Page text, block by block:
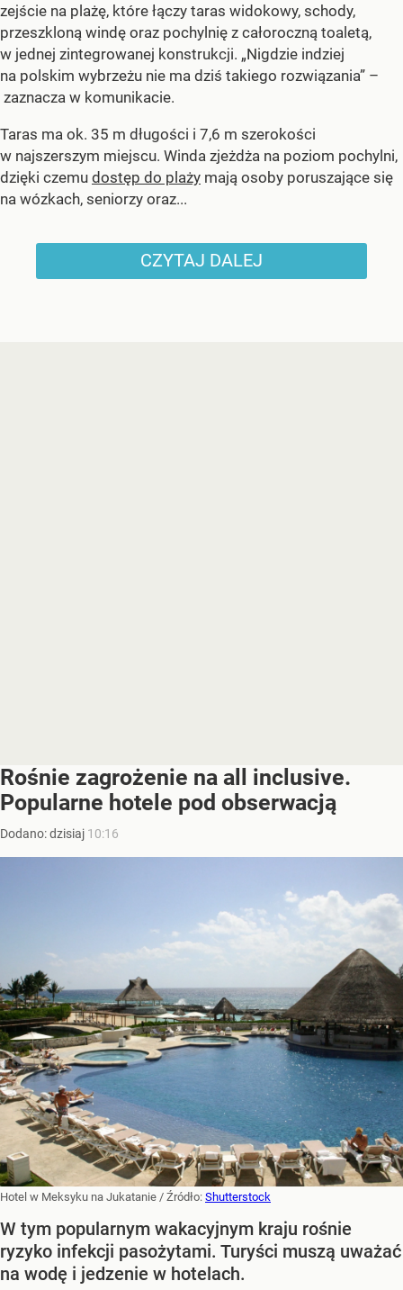
zejście na plażę, które łączy taras widokowy, schody,
przeszkloną windę oraz pochylnię z całoroczną toaletą,
w jednej zintegrowanej konstrukcji. „Nigdzie indziej
na polskim wybrzeżu nie ma dziś takiego rozwiązania” –
zaznacza w komunikacie.
Taras ma ok. 35 m długości i 7,6 m szerokości
w najszerszym miejscu. Winda zjeżdża na poziom pochylni,
dzięki czemu dostęp do plaży mają osoby poruszające się
na wózkach, seniorzy oraz...
CZYTAJ DALEJ
Rośnie zagrożenie na all inclusive.
Popularne hotele pod obserwacją
Dodano:dzisiaj 10:16
Hotel w Meksyku na Jukatanie / Źródło: Shutterstock
W tym popularnym wakacyjnym kraju rośnie
ryzyko infekcji pasożytami. Turyści muszą uważać
na wodę i jedzenie w hotelach.